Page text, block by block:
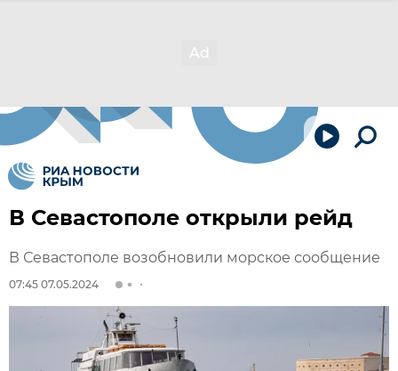
В Севастополе открыли рейд
В Севастополе возобновили морское сообщение
07:45 07.05.2024